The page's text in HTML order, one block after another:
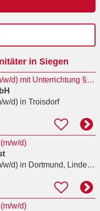
in Siegen
Betriebssanitäter (m/w/d) mit Unterrichtung §34a GewO (Vollzeit/Teilzeit) - Troisdorf
w/d)in Troisdorf
w/d)
w/d)in Dortmund, Lindenhorst
w/d)